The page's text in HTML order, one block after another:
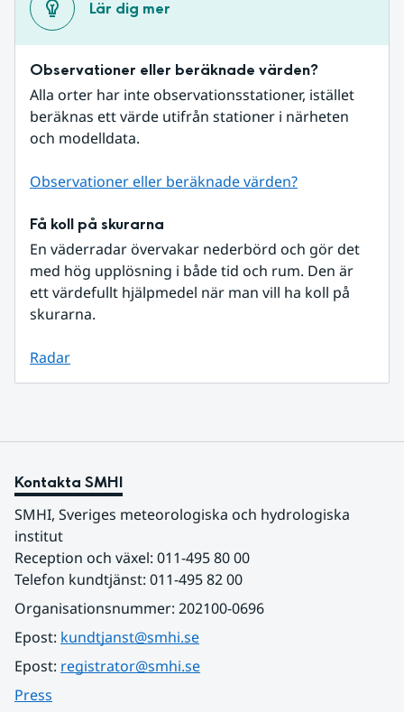
Lär dig mer
Observationer eller beräknade värden?
Alla orter har inte observationsstationer, istället
beräknas ett värde utifrån stationer i närheten
och modelldata.
Observationer eller beräknade värden?
Få koll på skurarna
En väderradar övervakar nederbörd och gör det
med hög upplösning i både tid och rum. Den är
ett värdefullt hjälpmedel när man vill ha koll på
skurarna.
Radar
Kontakta SMHI
SMHI, Sveriges meteorologiska och hydrologiska
institut
Reception och växel: 011-495 80 00
Telefon kundtjänst: 011-495 82 00
Organisationsnummer: 202100-0696
Epost: kundtjanst@smhi.se
Epost: registrator@smhi.se
Press